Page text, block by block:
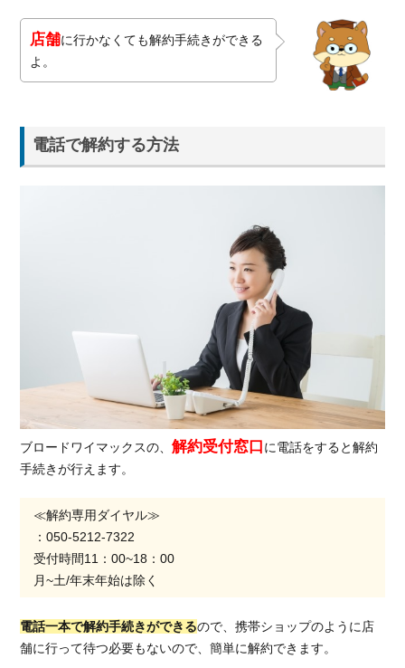
ド
ワ
イ
マ
ス
まで
月扱
が、
それ
以降
月扱
いと
なる
4.2.
特
典・
キャ
店舗に行かなくても解約手続きができる
よ。
電話で解約する方法
ブロードワイマックスの、解約受付窓口に電話をすると解約
手続きが行えます。
≪解約専用ダイヤル≫
：050-5212-7322
受付時間11：00~18：00
月~土/年末年始は除く
電話一本で解約手続きができるので、携帯ショップのように店
舗に行って待つ必要もないので、簡単に解約できます。